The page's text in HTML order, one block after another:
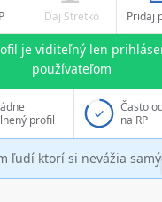
Daj Stretko Pridaj
je viditeľný len
používateľom
profil
Často
na RP
ľudí ktorí si nevážia